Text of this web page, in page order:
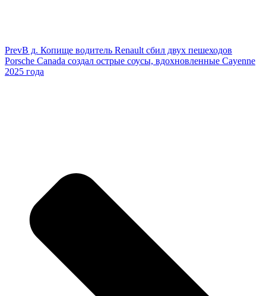
PrevВ д. Копище водитель Renault сбил двух пешеходов
Porsche Canada создал острые соусы, вдохновленные Cayenne
2025 года